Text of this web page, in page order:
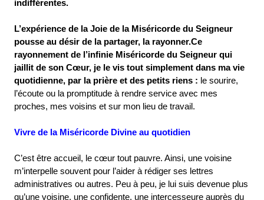
indifférentes.
L’expérience de la Joie de la Miséricorde du Seigneur
pousse au désir de la partager, la rayonner.Ce
rayonnement de l’infinie Miséricorde du Seigneur qui
jaillit de son Cœur, je le vis tout simplement dans ma vie
quotidienne, par la prière et des petits riens : le sourire,
l’écoute ou la promptitude à rendre service avec mes
proches, mes voisins et sur mon lieu de travail.
Vivre de la Miséricorde Divine au quotidien
C’est être accueil, le cœur tout pauvre. Ainsi, une voisine
m’interpelle souvent pour l’aider à rédiger ses lettres
administratives ou autres. Peu à peu, je lui suis devenue plus
qu’une voisine, une confidente, une intercesseure auprès du